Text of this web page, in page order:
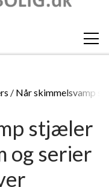
(7-14 DAGE)
TESTS
Når skimmelsvamp
stjæler
og serier